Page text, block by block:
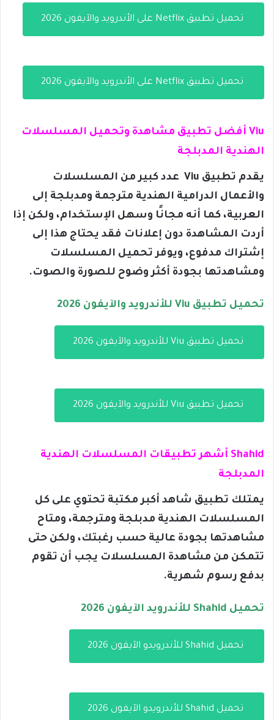
تحميل تطبيق Netflix على الأندرويد والآيفون 2026
تحميل تطبيق Netflix على الأندرويد والآيفون 2026
Viu أفضل تطبيق مشاهدة وتحميل المسلسلات
الهندية المدبلجة
يقدم تطبيق Viu عدد كبير من المسلسلات
والأعمال الدرامية الهندية مترجمة ومدبلجة إلى
العربية، كما أنه مجانًا وسهل الإستخدام، ولكن إذا
أردت المشاهدة دون إعلانات فقد يحتاج هذا إلى
إشتراك مدفوع، ويوفر تحميل المسلسلات
ومشاهدتها بجودة أكثر وضوح للصورة والصوت.
تحميل تطبيق Viu للأندرويد والآيفون 2026
تحميل تطبيق Viu للأندرويد والآيفون 2026
تحميل تطبيق Viu للأندرويد والآيفون 2026
Shahid أشهر تطبيقات المسلسلات الهندية
المدبلجة
يمتلك تطبيق شاهد أكبر مكتبة تحتوي على كل
المسلسلات الهندية مدبلجة ومترجمة، ومتاح
مشاهدتها بجودة عالية حسب رغبتك، ولكن حتى
تتمكن من مشاهدة المسلسلات يجب أن تقوم
بدفع رسوم شهرية.
تحميل Shahid للأندرويد الآيفون 2026
تحميل Shahid للأندرويدو الآيفون 2026
تحميل Shahid للأندرويدو الآيفون 2026